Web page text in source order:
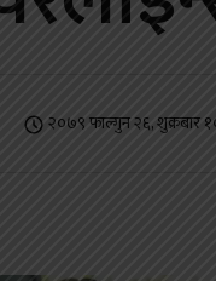
२०७९ फाल्गुन २६, शुक्रबार